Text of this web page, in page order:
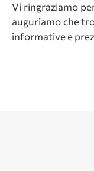
Vi ringraziamo
auguriamo che
informative e